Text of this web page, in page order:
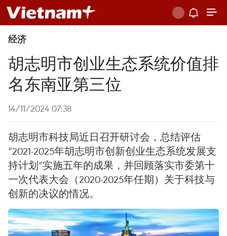
经济
胡志明市创业生态系统价值排
名东南亚第三位
14/11/2024 07:38
胡志明市科技局近日召开研讨会，总结评估
“2021-2025年胡志明市创新创业生态系统发展支
持计划”实施五年的成果，并回顾落实市委第十
一次代表大会（2020-2025年任期）关于科技与
创新的决议的情况。